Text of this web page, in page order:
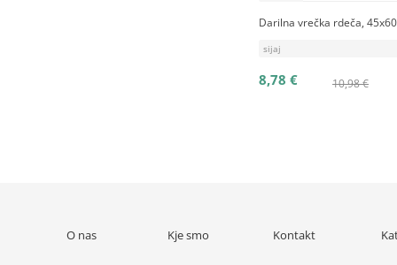
Darilna vrečka rdeča,
sijaj
10,98 €
8,78 €
O nas Kje smo Kontakt